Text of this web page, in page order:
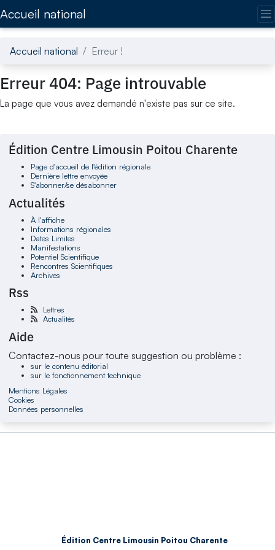
Accueil national
Accueil national Erreur !
Erreur 404: Page introuvable
La page que vous avez demandé n'existe pas sur ce site.
Édition Centre Limousin Poitou Charente
Page d'accueil de l'édition régionale
Dernière lettre envoyée
S'abonner/se désabonner
Actualités
À l'affiche
Informations régionales
Dates Limites
Manifestations
Potentiel Scientifique
Rencontres Scientifiques
Archives
Rss
Lettres
Actualités
Aide
Contactez-nous pour toute suggestion ou problème :
sur le contenu éditorial
sur le fonctionnement technique
Mentions Légales
Cookies
Données personnelles
Édition Centre Limousin Poitou Charente